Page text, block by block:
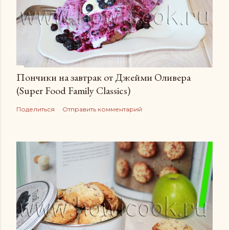
Пончики на завтрак от Джейми Оливера
(Super Food Family Сlassics)
Поделиться Отправить комментарий